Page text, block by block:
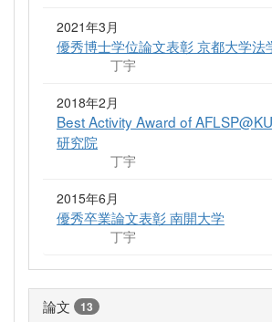
2021年3月
優秀博士学位論文表彰 京都大学法
丁宇
2018年2月
Best Activity Award of
研究院
丁宇
2015年6月
優秀卒業論文表彰 南開大学
丁宇
論文 13